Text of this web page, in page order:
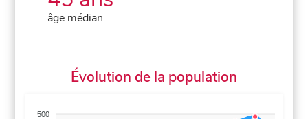
âge médian
Évolution de la population
500